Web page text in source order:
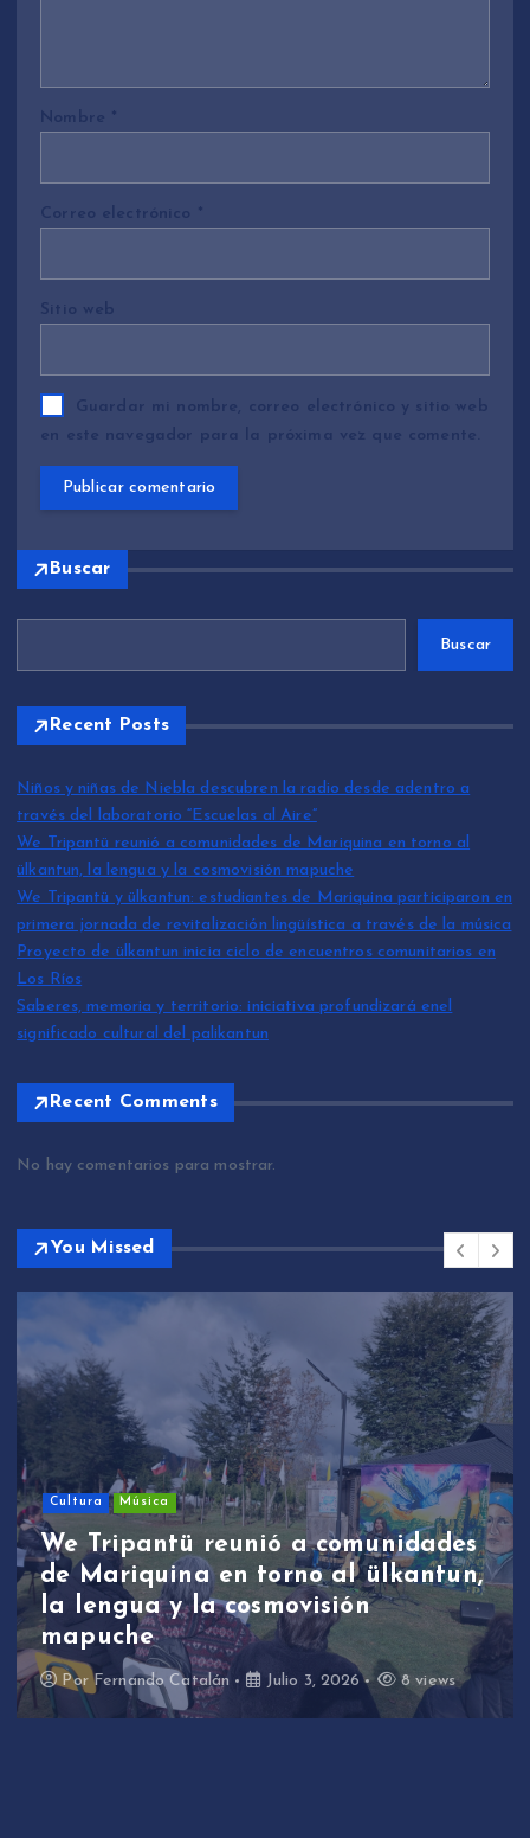
Nombre *
Correo electrónico *
Sitio web
Guardar mi nombre, correo electrónico y sitio web
en este navegador para la próxima vez que comente.
Buscar
Buscar
Recent Posts
Niños y niñas de Niebla descubren la radio desde adentro a
través del laboratorio “Escuelas al Aire”
We Tripantü reunió a comunidades de Mariquina en torno al
ülkantun, la lengua y la cosmovisión mapuche
We Tripantü y ülkantun: estudiantes de Mariquina participaron en
primera jornada de revitalización lingüística a través de la música
Proyecto de ülkantun inicia ciclo de encuentros comunitarios en
Los Ríos
Saberes, memoria y territorio: iniciativa profundizará enel
significado cultural del palikantun
Recent Comments
No hay comentarios para mostrar.
You Missed
Cultura Música
We Tripantü reunió a comunidades
de Mariquina en torno al ülkantun,
la lengua y la cosmovisión
mapuche
Por Fernando Catalán Julio 3, 2026 8 views